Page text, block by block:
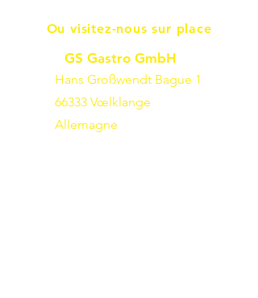
Ou visitez-nous sur place
GS Gastro GmbH
Hans Großwendt Bague 1
66333 Vœlklange
Allemagne